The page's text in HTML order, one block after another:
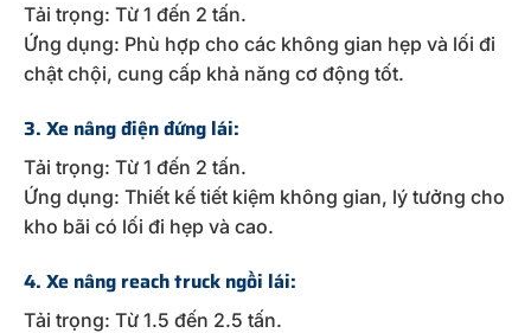
Tải trọng: Từ 1 đến 2 tấn.
Ứng dụng: Phù hợp cho các không gian hẹp và lối đi
chật chội, cung cấp khả năng cơ động tốt.
3. Xe nâng điện đứng lái:
Tải trọng: Từ 1 đến 2 tấn.
Ứng dụng: Thiết kế tiết kiệm không gian, lý tưởng cho
kho bãi có lối đi hẹp và cao.
4. Xe nâng reach truck ngồi lái:
Tải trọng: Từ 1.5 đến 2.5 tấn.